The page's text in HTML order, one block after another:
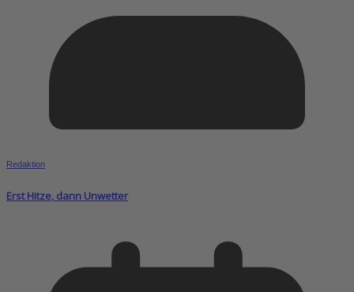
Redaktion
Erst Hitze, dann Unwetter